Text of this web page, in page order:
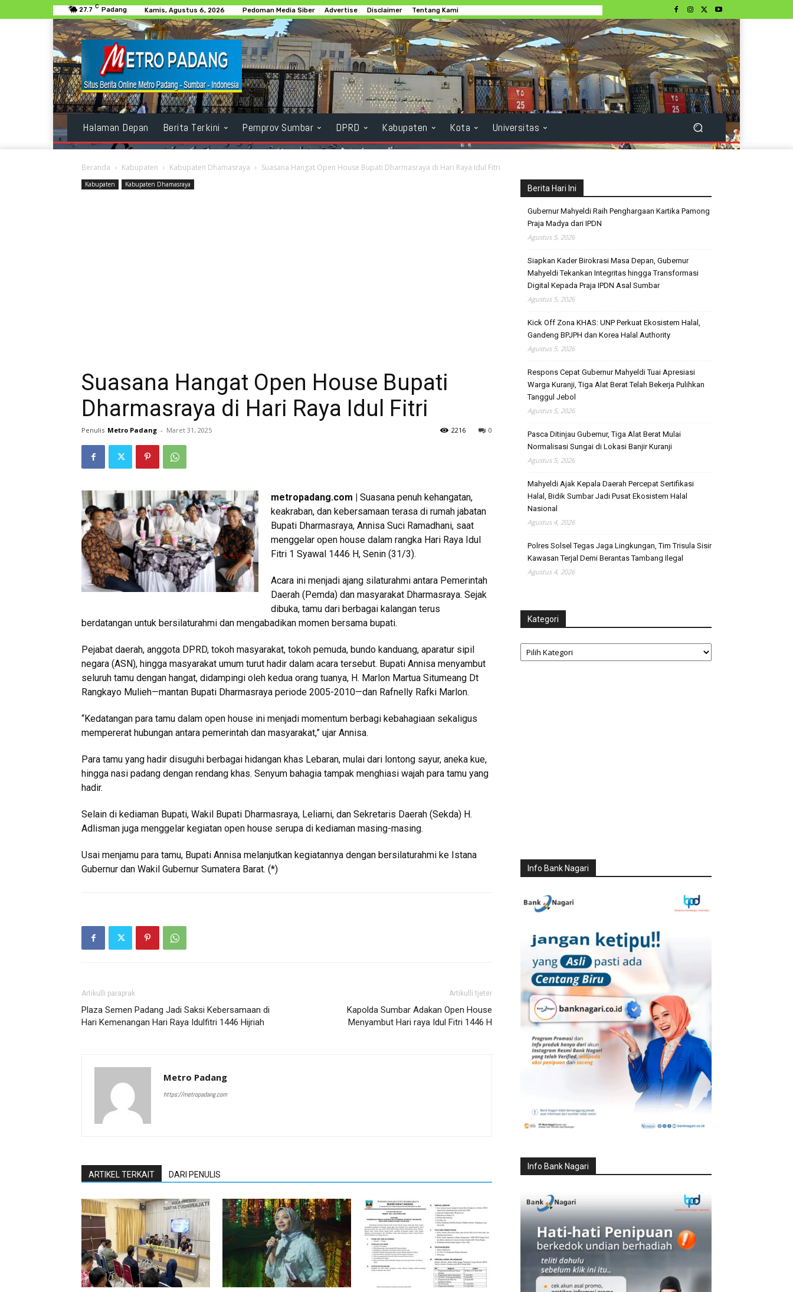
27.7 C Padang Kamis, Agustus 6, 2026 Pedoman Media Siber Advertise Disclaimer Tentang Kami
Halaman Depan Berita Terkini Pemprov Sumbar DPRD Kabupaten Kota Universitas
Beranda Kabupaten Kabupaten Dhamasraya Suasana Hangat Open House Bupati Dharmasraya di Hari Raya Idul Fitri
Kabupaten Kabupaten Dhamasraya
Suasana Hangat Open House Bupati
Dharmasraya di Hari Raya Idul Fitri
Penulis Metro Padang - Maret 31, 2025 0
2216
metropadang.com | Suasana penuh kehangatan,
keakraban, dan kebersamaan terasa di rumah jabatan
Bupati Dharmasraya, Annisa Suci Ramadhani, saat
menggelar open house dalam rangka Hari Raya Idul
Fitri 1 Syawal 1446 H, Senin (31/3).
Acara ini menjadi ajang silaturahmi antara Pemerintah
Daerah (Pemda) dan masyarakat Dharmasraya. Sejak
dibuka, tamu dari berbagai kalangan terus
berdatangan untuk bersilaturahmi dan mengabadikan momen bersama bupati.
Pejabat daerah, anggota DPRD, tokoh masyarakat, tokoh pemuda, bundo kanduang, aparatur sipil
negara (ASN), hingga masyarakat umum turut hadir dalam acara tersebut. Bupati Annisa menyambut
seluruh tamu dengan hangat, didampingi oleh kedua orang tuanya, H. Marlon Martua Situmeang Dt
Rangkayo Mulieh—mantan Bupati Dharmasraya periode 2005-2010—dan Rafnelly Rafki Marlon.
“Kedatangan para tamu dalam open house ini menjadi momentum berbagi kebahagiaan sekaligus
mempererat hubungan antara pemerintah dan masyarakat,” ujar Annisa.
Para tamu yang hadir disuguhi berbagai hidangan khas Lebaran, mulai dari lontong sayur, aneka kue,
hingga nasi padang dengan rendang khas. Senyum bahagia tampak menghiasi wajah para tamu yang
hadir.
Selain di kediaman Bupati, Wakil Bupati Dharmasraya, Leliarni, dan Sekretaris Daerah (Sekda) H.
Adlisman juga menggelar kegiatan open house serupa di kediaman masing-masing.
Usai menjamu para tamu, Bupati Annisa melanjutkan kegiatannya dengan bersilaturahmi ke Istana
Gubernur dan Wakil Gubernur Sumatera Barat. (*)
Artikulli paraprak
Plaza Semen Padang Jadi Saksi Kebersamaan di
Hari Kemenangan Hari Raya Idulfitri 1446 Hijriah
Artikulli tjetër
Kapolda Sumbar Adakan Open House
Menyambut Hari raya Idul Fitri 1446 H
Metro Padang
https://metropadang.com
ARTIKEL TERKAIT DARI PENULIS
Berita Hari Ini
Gubernur Mahyeldi Raih Penghargaan Kartika Pamong
Praja Madya dari IPDN
Agustus 5, 2026
Siapkan Kader Birokrasi Masa Depan, Gubernur
Mahyeldi Tekankan Integritas hingga Transformasi
Digital Kepada Praja IPDN Asal Sumbar
Agustus 5, 2026
Kick Off Zona KHAS: UNP Perkuat Ekosistem Halal,
Gandeng BPJPH dan Korea Halal Authority
Agustus 5, 2026
Respons Cepat Gubernur Mahyeldi Tuai Apresiasi
Warga Kuranji, Tiga Alat Berat Telah Bekerja Pulihkan
Tanggul Jebol
Agustus 5, 2026
Pasca Ditinjau Gubernur, Tiga Alat Berat Mulai
Normalisasi Sungai di Lokasi Banjir Kuranji
Agustus 5, 2026
Mahyeldi Ajak Kepala Daerah Percepat Sertifikasi
Halal, Bidik Sumbar Jadi Pusat Ekosistem Halal
Nasional
Agustus 4, 2026
Polres Solsel Tegas Jaga Lingkungan, Tim Trisula Sisir
Kawasan Terjal Demi Berantas Tambang Ilegal
Agustus 4, 2026
Kategori
Kategori
Info Bank Nagari
Info Bank Nagari